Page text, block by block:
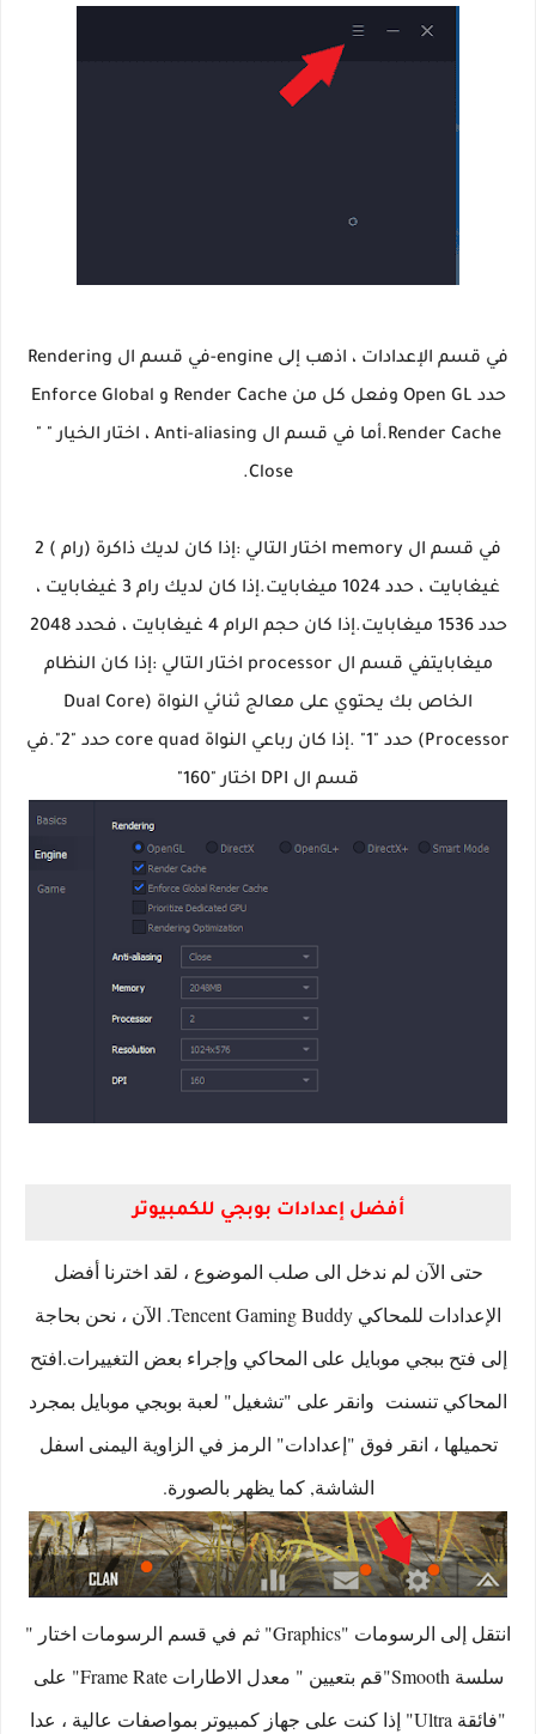
في قسم الإعدادات ، اذهب إلى engine-في قسم ال Rendering
حدد Open GL وفعل كل من Render Cache و Enforce Global
Render Cache.أما في قسم ال Anti-aliasing ، اختار الخيار " "
Close.
في قسم ال memory اختار التالي :إذا كان لديك ذاكرة (رام ) 2
غيغابايت ، حدد 1024 ميغابايت.إذا كان لديك رام 3 غيغابايت ،
حدد 1536 ميغابايت.إذا كان حجم الرام 4 غيغابايت ، فحدد 2048
ميغابايتفي قسم ال processor اختار التالي :إذا كان النظام
الخاص بك يحتوي على معالج ثنائي النواة (Dual Core
Processor) حدد "1" .إذا كان رباعي النواة core quad حدد "2".في
قسم ال DPI اختار "160"
أفضل إعدادات بوبجي للكمبيوتر
حتى الآن لم ندخل الى صلب الموضوع ، لقد اخترنا أفضل
الإعدادات للمحاكي Tencent Gaming Buddy. الآن ، نحن بحاجة
إلى فتح ببجي موبايل على المحاكي وإجراء بعض التغييرات.افتح
المحاكي تنسنت وانقر على "تشغيل" لعبة بوبجي موبايل بمجرد
تحميلها ، انقر فوق "إعدادات" الرمز في الزاوية اليمنى اسفل
الشاشة, كما يظهر بالصورة.
انتقل إلى الرسومات "Graphics" ثم في قسم الرسومات اختار "
سلسة Smooth"قم بتعيين " معدل الاطارات Frame Rate" على
"فائقة Ultra" إذا كنت على جهاز كمبيوتر بمواصفات عالية ، عدا